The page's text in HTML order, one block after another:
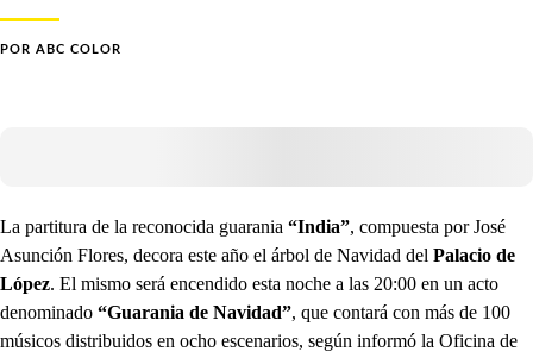
POR ABC COLOR
La partitura de la reconocida guarania “India”, compuesta por José
Asunción Flores, decora este año el árbol de Navidad del Palacio de
López. El mismo será encendido esta noche a las 20:00 en un acto
denominado “Guarania de Navidad”, que contará con más de 100
músicos distribuidos en ocho escenarios, según informó la Oficina de